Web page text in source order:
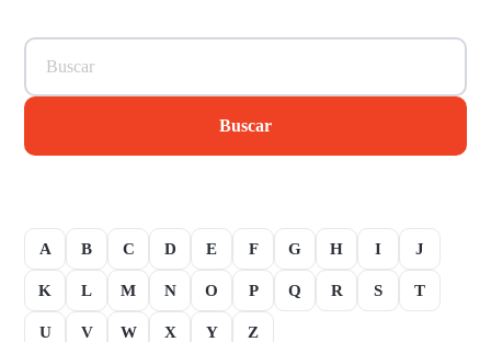
Buscar
A B C D E F G H I J
K L M N O P Q R S T
U V W X Y Z